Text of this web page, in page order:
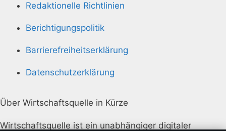
Redaktionelle Richtlinien
Berichtigungspolitik
Barrierefreiheitserklärung
Datenschutzerklärung
Über Wirtschaftsquelle in Kürze
Wirtschaftsquelle ist ein unabhängiger digitaler